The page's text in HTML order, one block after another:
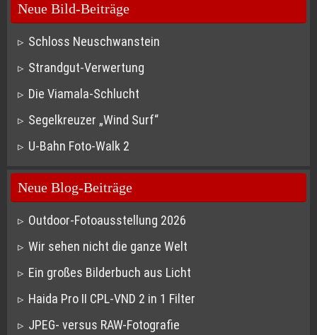
Neue Bild-Beiträge
Schloss Neuschwanstein
Strandgut-Verwertung
Die Viamala-Schlucht
Segelkreuzer „Wind Surf“
U-Bahn Foto-Walk 2
Neue Blog-Beiträge
Outdoor-Fotoausstellung 2026
Wir sehen nicht die ganze Welt
Ein großes Bilderbuch aus Licht
Haida Pro II CPL-VND 2 in 1 Filter
JPEG- versus RAW-Fotografie